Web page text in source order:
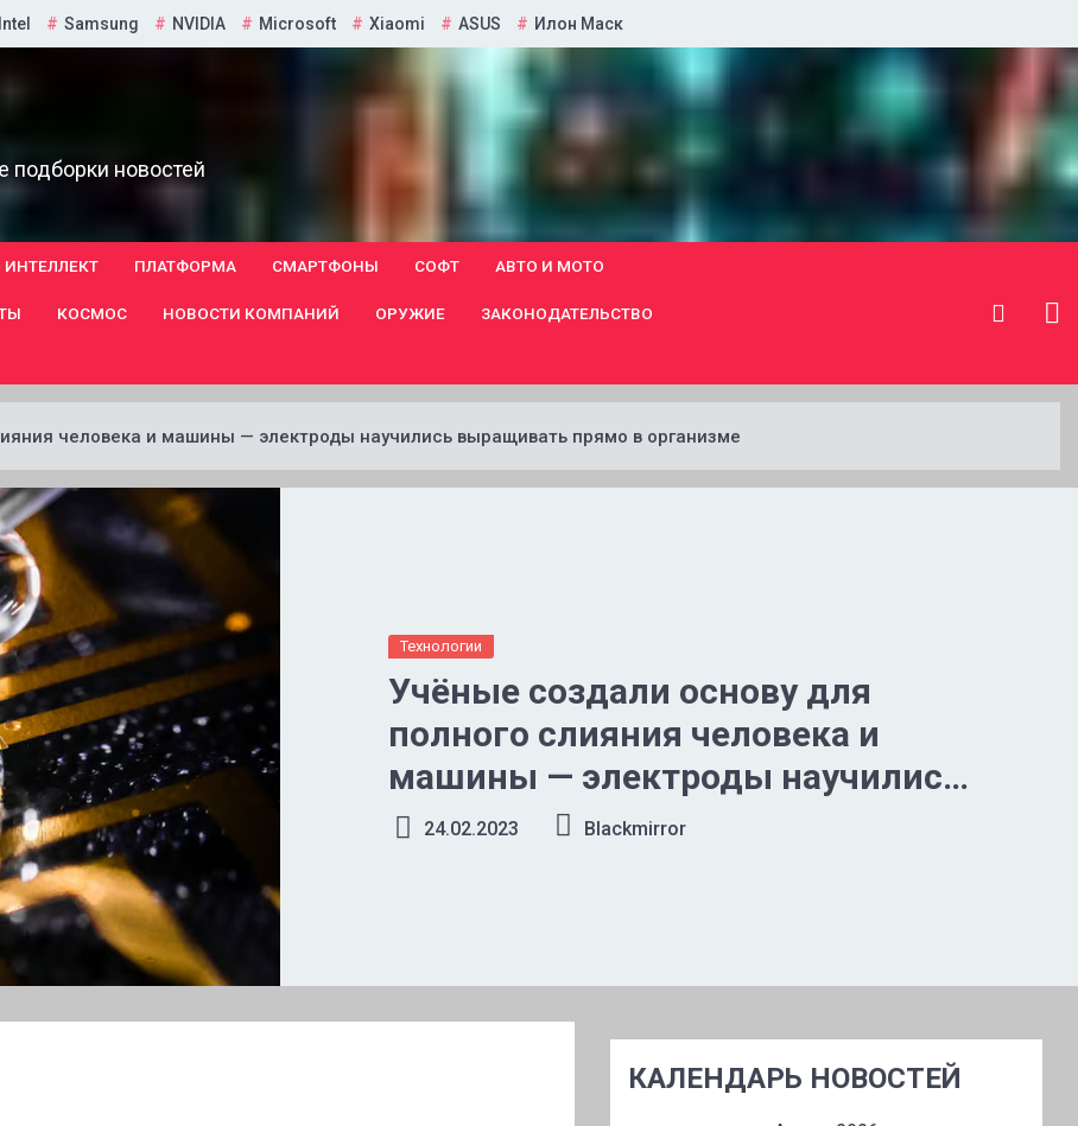
Intel Samsung NVIDIA Microsoft Xiaomi ASUS Илон Маск
подборки новостей
ПЛАТФОРМА СМАРТФОНЫ СОФТ АВТО И МОТО
КОСМОС НОВОСТИ КОМПАНИЙ ОРУЖИЕ ЗАКОНОДАТЕЛЬСТВО
человека и машины — электроды научились выращивать прямо в организме
Технологии
Учёные создали основу для
полного слияния человека и
машины — электроды научились
выращивать прямо в организме
24.02.2023 Blackmirror
КАЛЕНДАРЬ НОВОСТЕЙ